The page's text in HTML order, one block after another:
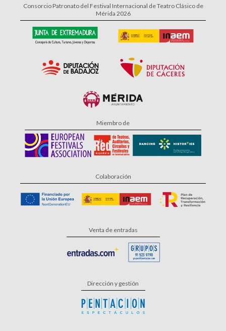
Consorcio Patronato del Festival Internacional de Teatro Clásico de
Mérida 2026
Miembro de
Colaboración
Venta de entradas
Dirección y gestión